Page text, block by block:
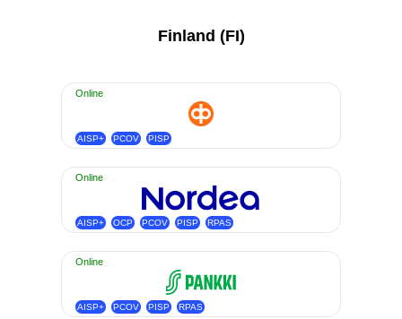
Finland (FI)
Online
AISP+ PCOV PISP
Online
AISP+ OCP PCOV PISP RPAS
Online
AISP+ PCOV PISP RPAS